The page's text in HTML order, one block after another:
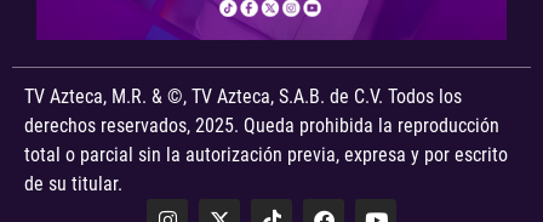
TV Azteca, M.R. & ©, TV Azteca, S.A.B. de C.V. Todos los
derechos reservados, 2025. Queda prohibida la reproducción
total o parcial sin la autorización previa, expresa y por escrito
de su titular.